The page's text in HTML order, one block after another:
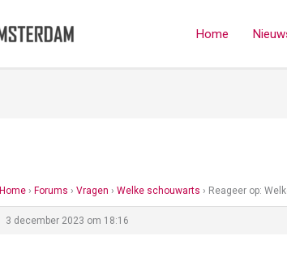
Home
Home › Forums › Vragen › Welke schouwarts › Reageer op:
3 december 2023 om 18:16